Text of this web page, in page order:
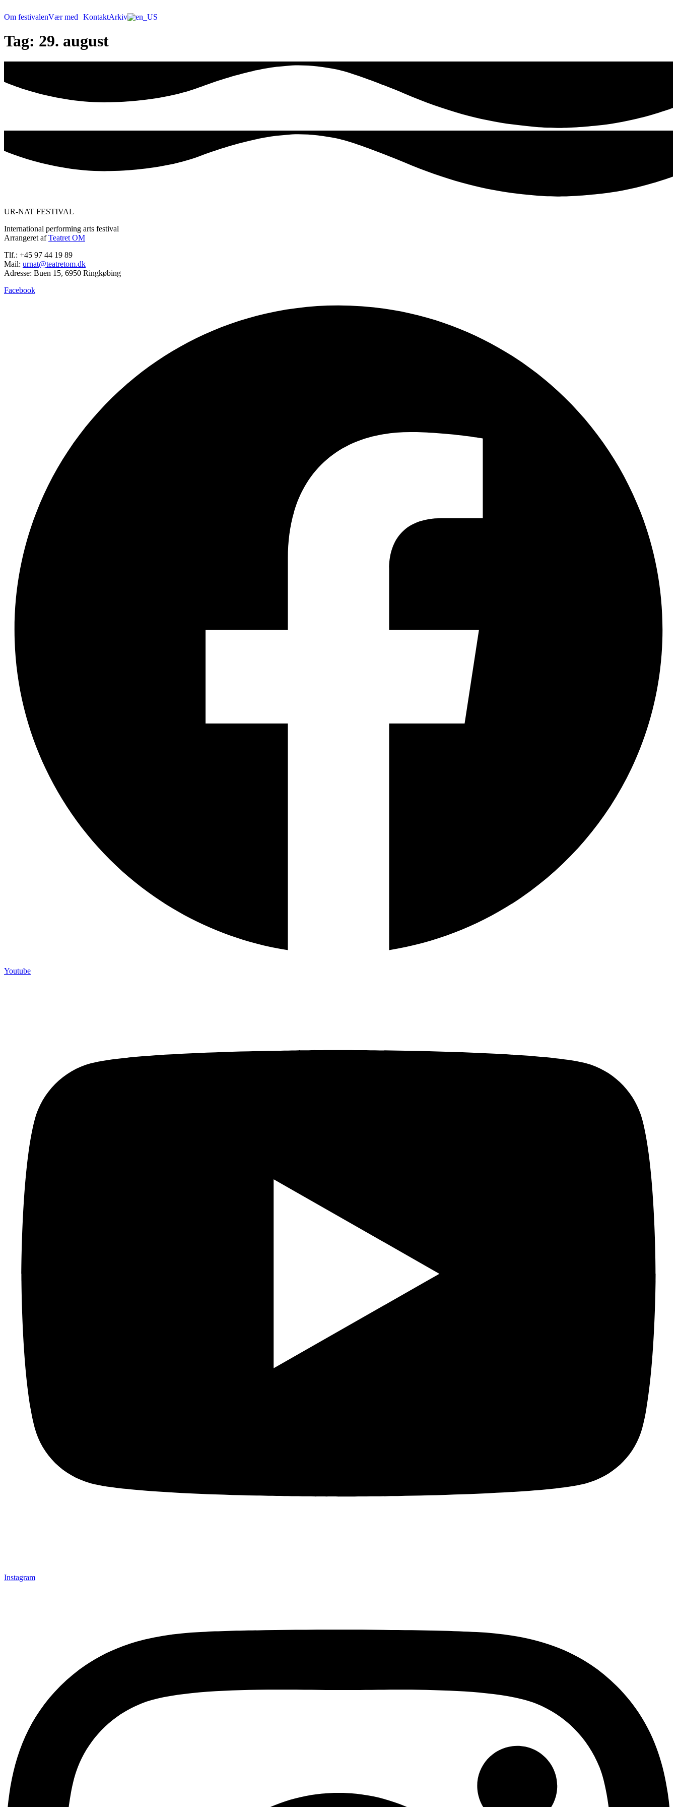
til
Om festivalenVær med KontaktArkiv
Tag: 29. august
UR-NAT FESTIVAL
International performing arts festival
Arrangeret afTeatret OM
Tlf.: +45 97 44 19 89
Mail: urnat@teatretom.dk
Adresse: Buen 15, 6950 Ringkøbing
Facebook
Youtube
Instagram